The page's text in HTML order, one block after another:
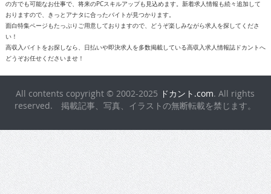
い！
高収入バイトをお探しなら、日払いや即決求人を多数掲載している高収入求人情報誌ドカントへ
どうぞお任せくださいませ！
All contents copyright © 2002-2025
reserved. 掲載記事、写真、イラストの無断転載を禁じます。